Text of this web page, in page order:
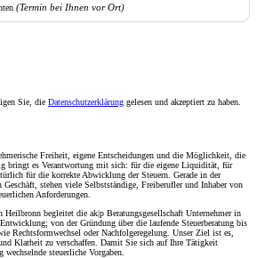
(Termin bei Ihnen vor Ort)
Sie, die Datenschutzerklärung gelesen und akzeptiert zu haben.
Freiheit, eigene Entscheidungen und die Möglichkeit, die
bringt es Verantwortung mit sich: für die eigene Liquidität, für
für die korrekte Abwicklung der Steuern. Gerade in der
Geschäft, stehen viele Selbstständige, Freiberufler und Inhaber von
Anforderungen.
Heilbronn begleitet die ak|p Beratungsgesellschaft Unternehmer in
von der Gründung über die laufende Steuerberatung bis
Rechtsformwechsel oder Nachfolgeregelung. Unser Ziel ist es,
Klarheit zu verschaffen. Damit Sie sich auf Ihre Tätigkeit
steuerliche Vorgaben.